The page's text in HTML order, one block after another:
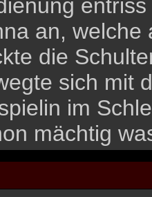
an, welche
die
sich mit
im
mächtig